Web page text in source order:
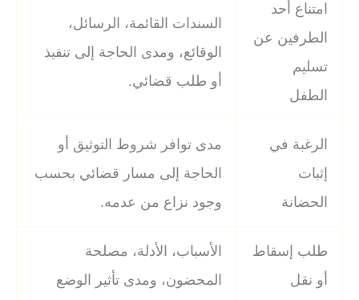
امتناع أحد
الطرفين عن
تسليم
الطفل
السندات القائمة، الرسائل،
الوقائع، ومدى الحاجة إلى تنفيذ
أو طلب قضائي.
الرغبة في
إثبات
الحضانة
مدى توافر شروط التوثيق أو
الحاجة إلى مسار قضائي بحسب
وجود نزاع من عدمه.
طلب إسقاط
أو نقل
الأسباب، الأدلة، مصلحة
المحضون، ومدى تأثير الوضع